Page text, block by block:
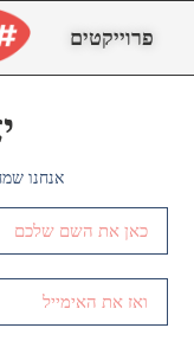
פרוייקטים
אנחנו